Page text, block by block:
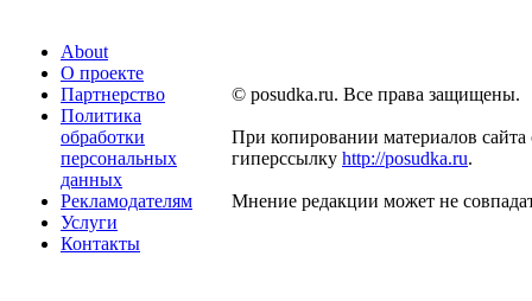
About
О проекте
Партнерство
Политика
обработки
персональных
данных
Рекламодателям
Услуги
Контакты
© posudka.ru. Все права защищены.
При копировании материалов сайта
гиперссылку http://posudka.ru.
Мнение редакции может не